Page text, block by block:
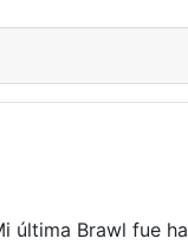
última Brawl fue